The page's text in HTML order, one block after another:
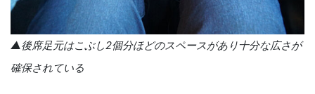
▲後席足元はこぶし2個分ほどのスペースがあり十分な広さが
確保されている